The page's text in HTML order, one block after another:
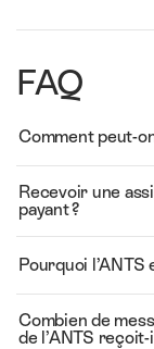
FAQ
Comment peut-
Recevoir une
payant ?
Pourquoi l’ANTS
Combien de
de l’ANTS reçoit-